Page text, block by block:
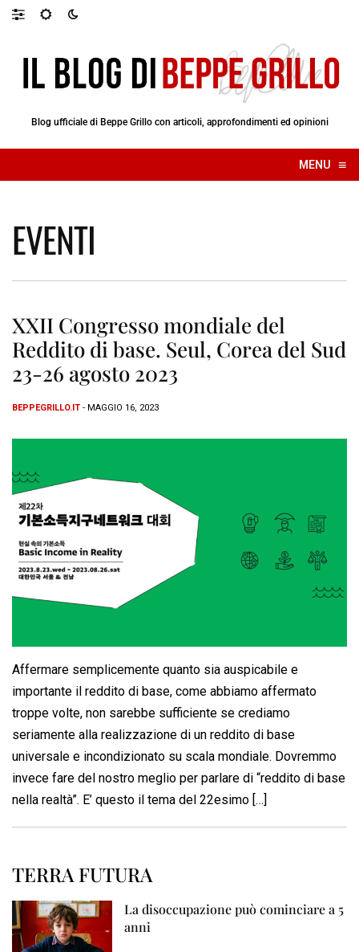
Blog ufficiale di Beppe Grillo con articoli, approfondimenti ed opinioni
MENU ≡
☰
EVENTI
XXII Congresso mondiale del
Reddito di base. Seul, Corea del Sud
23-26 agosto 2023
BEPPEGRILLO.IT - MAGGIO 16, 2023
Affermare semplicemente quanto sia auspicabile e
importante il reddito di base, come abbiamo affermato
troppe volte, non sarebbe sufficiente se crediamo
seriamente alla realizzazione di un reddito di base
universale e incondizionato su scala mondiale. Dovremmo
invece fare del nostro meglio per parlare di “reddito di base
nella realtà”. E’ questo il tema del 22esimo […]
TERRA FUTURA
La disoccupazione può cominciare a 5
anni